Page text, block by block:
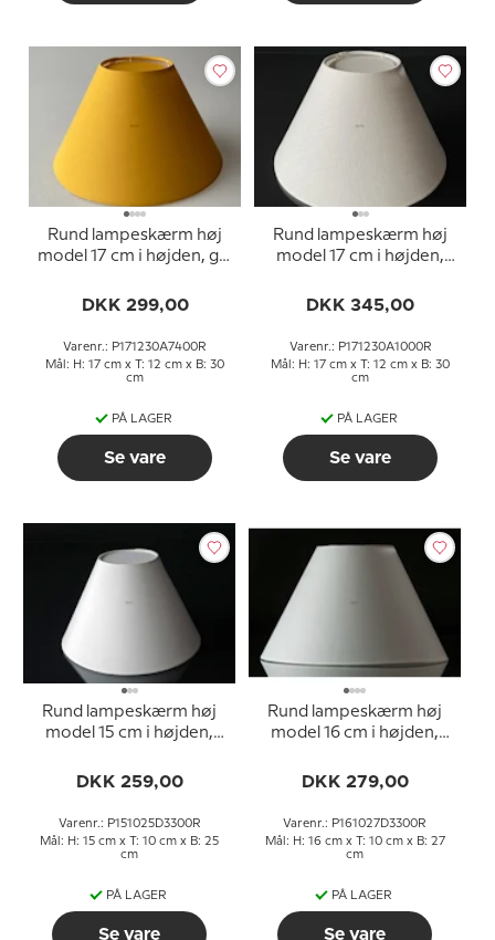
Rund lampeskærm høj
model 17 cm i højden, gul
DKK 299,00
Varenr.: P171230A7400R
Mål: H: 17 cm x T: 12 cm x B: 30
cm
PÅ LAGER
Se vare
Rund lampeskærm høj
model 17 cm i højden,
DKK 345,00
Varenr.: P171230A1000R
Mål: H: 17 cm x T: 12 cm x B: 30
cm
PÅ LAGER
Se vare
Rund lampeskærm høj
model 15 cm i højden,
DKK 259,00
Varenr.: P151025D3300R
Mål: H: 15 cm x T: 10 cm x B: 25
cm
PÅ LAGER
Se vare
Rund lampeskærm høj
model 16 cm i højden,
DKK 279,00
Varenr.: P161027D3300R
Mål: H: 16 cm x T: 10 cm x B: 27
cm
PÅ LAGER
Se vare